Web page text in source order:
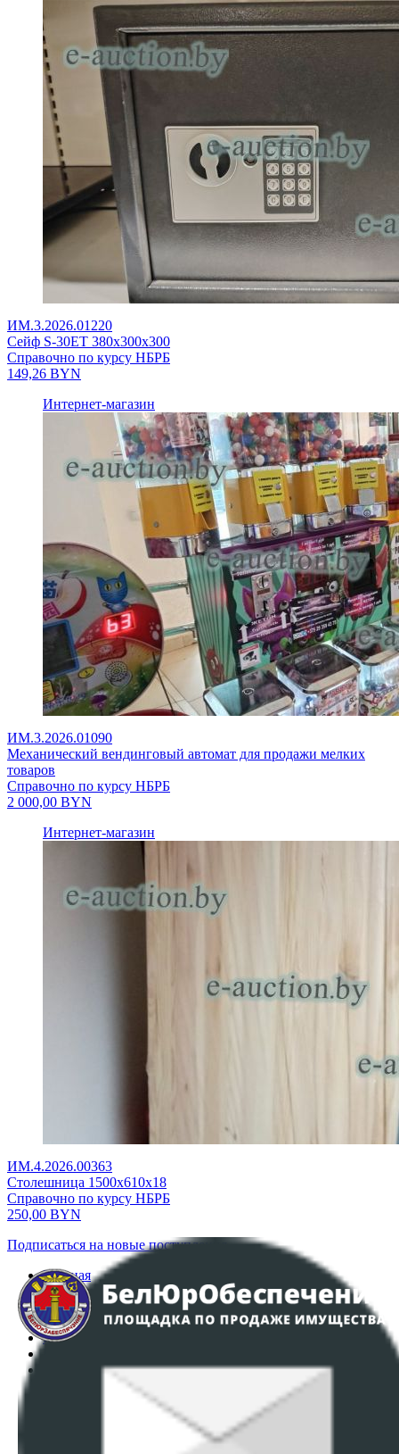
ИМ.3.2026.01220
Сейф S-30ET 380x300x300
Справочно по курсу НБРБ
149,26 BYN
Интернет-магазин
ИМ.3.2026.01090
Механический вендинговый автомат для продажи мелких
товаров
Справочно по курсу НБРБ
2 000,00 BYN
Интернет-магазин
ИМ.4.2026.00363
Столешница 1500х610х18
Справочно по курсу НБРБ
250,00 BYN
Подписаться на новые поступления
Главная
Аукционы
Интернет-магазин
Регламент организации и проведения торгов
Политика в отношении обработки персональных
ПОЛОЖЕНИЕ О ПОЛИТИКЕ ОБРАБОТКИ COOKIE-
Настройки cookie-файлов